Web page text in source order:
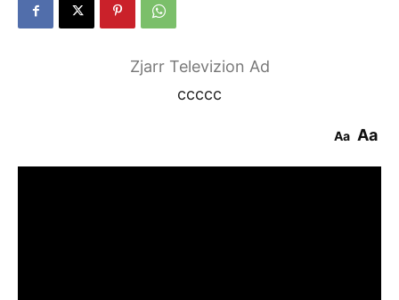
Zjarr Televizion Ad
ccccc
Aa Aa